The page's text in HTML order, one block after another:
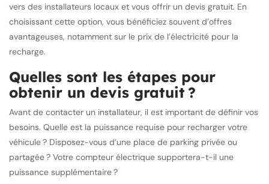
vers des installateurs locaux et vous offrir un devis gratuit. En
choisissant cette option, vous bénéficiez souvent d’offres
avantageuses, notamment sur le prix de l’électricité pour la
recharge.
Quelles sont les étapes pour
obtenir un devis gratuit ?
Avant de contacter un installateur, il est important de définir vos
besoins. Quelle est la puissance requise pour recharger votre
véhicule ? Disposez-vous d’une place de parking privée ou
partagée ? Votre compteur électrique supportera-t-il une
puissance supplémentaire ?